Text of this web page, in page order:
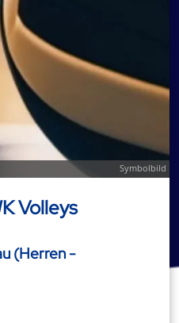
Symbolbild
Volleys
(Herren -